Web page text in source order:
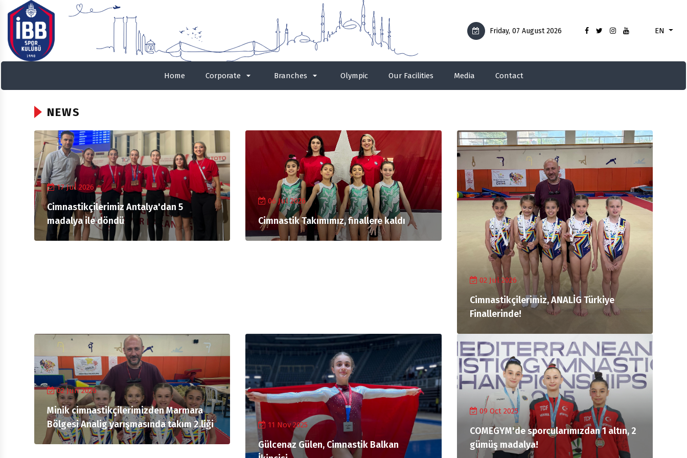
Friday, 07 August 2026 EN
Home Corporate Branches Olympic Our Facilities Media Contact
NEWS
17 Jul 2026
Cimnastikçilerimiz Antalya'dan 5
madalya ile döndü
06 Jul 2026
Cimnastik Takımımız, finallere kaldı
02 Jul 2026
Cimnastikçilerimiz, ANALİG Türkiye
Finallerinde!
02 Jun 2026
Minik cimnastikçilerimizden Marmara
Bölgesi Analig yarışmasında takım 2.liği
11 Nov 2025
Gülcenaz Gülen, Cimnastik Balkan
09 Oct 2025
COMEGYM'de sporcularımızdan 1 altın, 2
gümüş madalya!